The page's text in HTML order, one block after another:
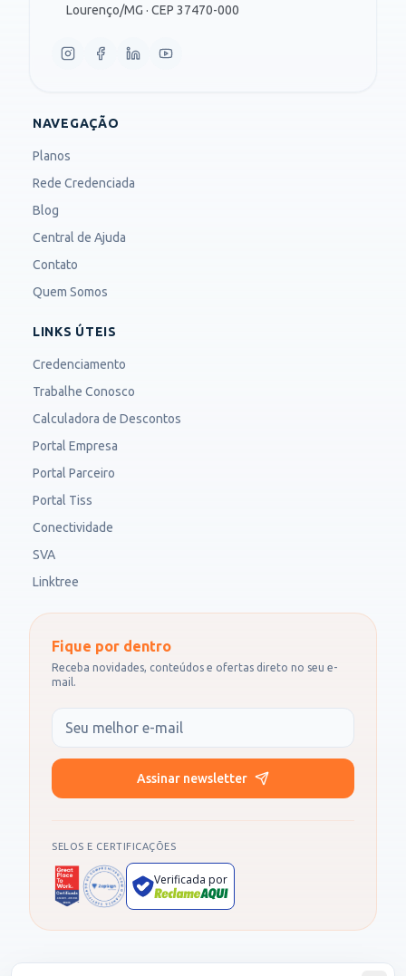
Lourenço/MG · CEP 37470-000
NAVEGAÇÃO
Planos
Rede Credenciada
Blog
Central de Ajuda
Contato
Quem Somos
LINKS ÚTEIS
Credenciamento
Trabalhe Conosco
Calculadora de Descontos
Portal Empresa
Portal Parceiro
Portal Tiss
Conectividade
SVA
Linktree
Fique por dentro
Receba novidades, conteúdos e ofertas direto no seu e-
mail.
Seu e-mail
Assinar newsletter
SELOS E CERTIFICAÇÕES
Verificada por